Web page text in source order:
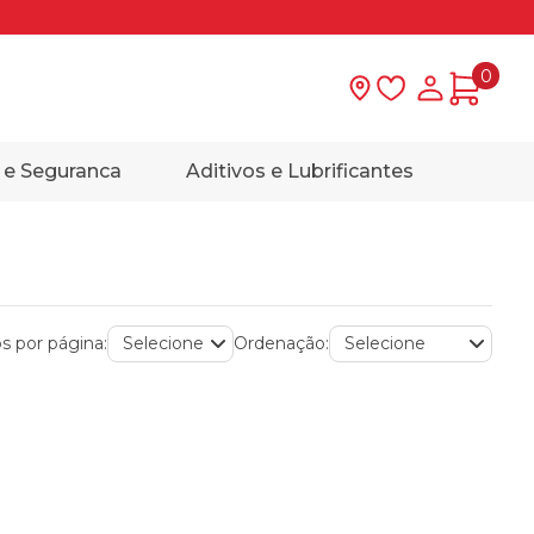
Lista deMinha
0
e Seguranca Aditivos e Lubrificantes
por página: Ordenação: